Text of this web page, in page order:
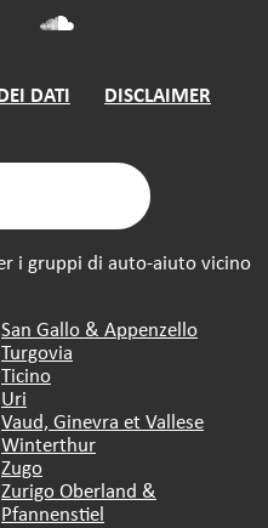
DATI
DISCLAIMER
i gruppi di auto-aiuto vicino
San Gallo & Appenzello
Turgovia
Ticino
Uri
Vaud, Ginevra et Vallese
Winterthur
Zugo
Zurigo Oberland &
Pfannenstiel